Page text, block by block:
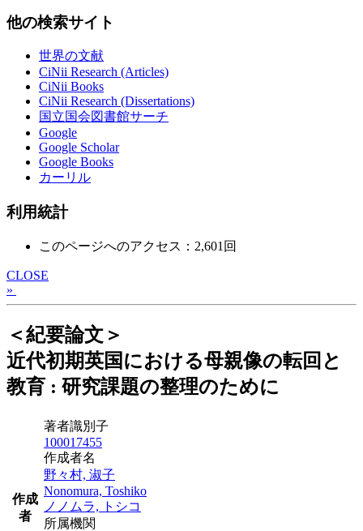
他の検索サイト
世界の文献
CiNii Research (Articles)
CiNii Books
CiNii Research (Dissertations)
国立国会図書館サーチ
Google
Google Scholar
Google Books
カーリル
利用統計
このページへのアクセス：2,601回
CLOSE
»
＜紀要論文＞
近代初期英国における母親像の転回と
教育 : 研究課題の整理のために
作成
者
著者識別子
100017455
作成者名
野々村, 淑子
Nonomura, Toshiko
ノノムラ, トシコ
所属機関